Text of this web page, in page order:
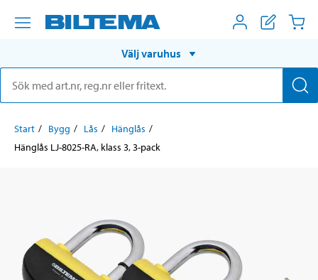
Välj varuhus
Start Bygg Lås
Hänglås
Hänglås LJ-8025-RA, klass 3, 3-pack